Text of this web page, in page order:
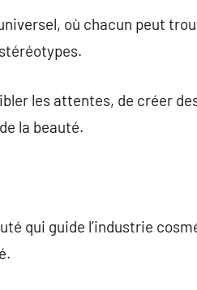
où chacun peut
les attentes, de créer
la beauté.
qui guide l’industrie